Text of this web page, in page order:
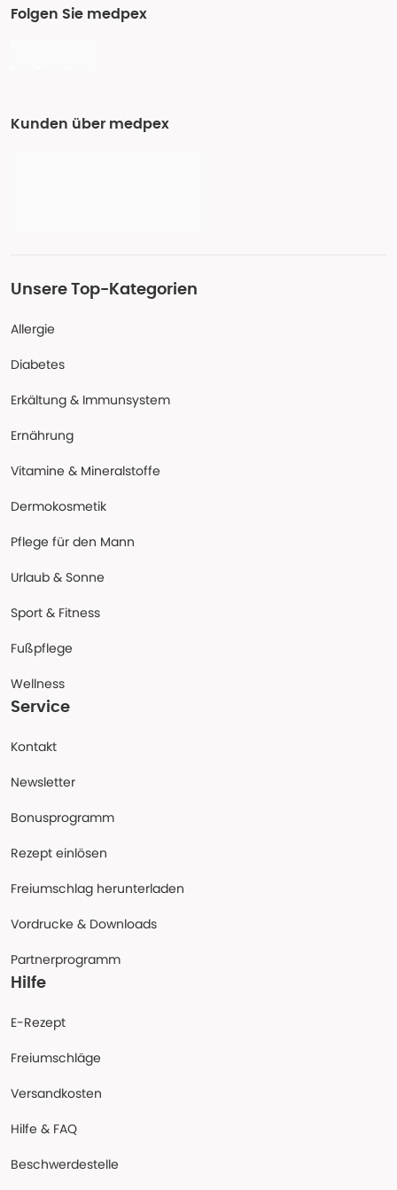
Folgen Sie medpex
Kunden über medpex
Unsere Top-Kategorien
Allergie
Diabetes
Erkältung & Immunsystem
Ernährung
Vitamine & Mineralstoffe
Dermokosmetik
Pflege für den Mann
Urlaub & Sonne
Sport & Fitness
Fußpflege
Wellness
Service
Kontakt
Newsletter
Bonusprogramm
Rezept einlösen
Freiumschlag herunterladen
Vordrucke & Downloads
Partnerprogramm
Hilfe
E-Rezept
Freiumschläge
Versandkosten
Hilfe & FAQ
Beschwerdestelle